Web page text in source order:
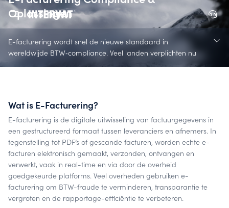
Oplossingen
E-facturering wordt snel de nieuwe standaard in
wereldwijde BTW‑compliance. Veel landen verplichten nu
elektronische facturering voor B2B‑ en B2G‑transacties
Wat is E-Facturering?
E-facturering is de digitale uitwisseling van factuurgegevens in
een gestructureerd formaat tussen leveranciers en afnemers. In
tegenstelling tot PDF’s of gescande facturen, worden echte e-
facturen elektronisch gemaakt, verzonden, ontvangen en
verwerkt, vaak in real-time en via door de overheid
goedgekeurde platforms. Veel overheden gebruiken e-
facturering om BTW-fraude te verminderen, transparantie te
vergroten en de rapportage-efficiëntie te verbeteren.